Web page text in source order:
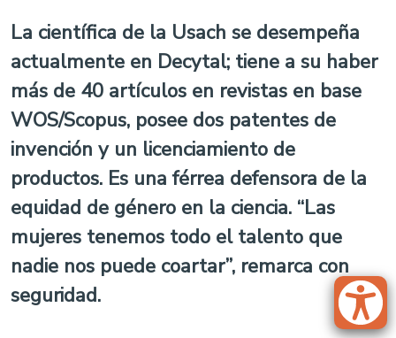
La científica de la Usach se desempeña
actualmente en Decytal; tiene a su haber
más de 40 artículos en revistas en base
WOS/Scopus, posee dos patentes de
invención y un licenciamiento de
productos. Es una férrea defensora de la
equidad de género en la ciencia. “Las
mujeres tenemos todo el talento que
nadie nos puede coartar”, remarca con
seguridad.